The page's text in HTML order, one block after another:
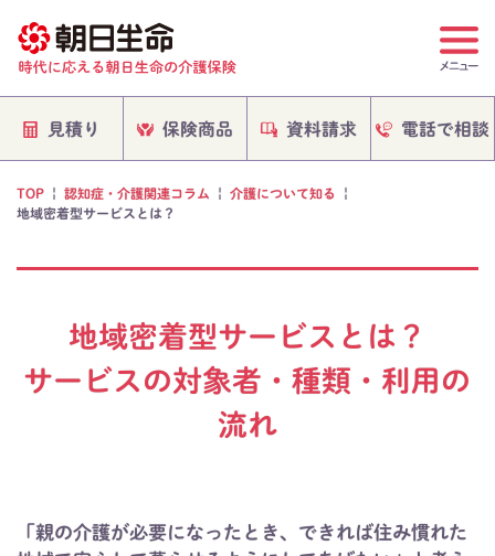
見積り 保険商品 資料請求 電話で相談
TOP | 認知症・介護関連コラム | 介護について知る |
地域密着型サービスとは？
地域密着型サービスとは？
サービスの対象者・種類・利用の
流れ
「親の介護が必要になったとき、できれば住み慣れた